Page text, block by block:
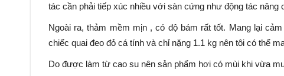
tác cần phải tiếp xúc nhiều với sàn cứng như động tác nâng
Ngoài ra, thảm mềm mịn , có độ bám rất tốt. Mang lại
chiếc quai đeo đỏ cá tính và chỉ nặng 1.1 kg nên tôi có thể
Do được làm từ cao su nên sản phẩm hơi có mùi khi vừa